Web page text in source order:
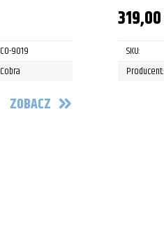
CO-9019
Cobra
ZOBACZ
319,00
SKU:
Producent: